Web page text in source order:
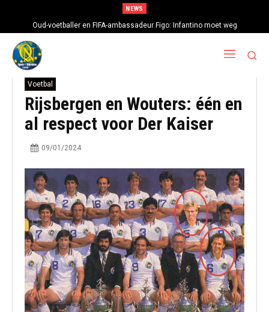
NEWS
Oud-voetballer en FIFA-ambassadeur Figo: Infantino moet weg
Voetbal
Rijsbergen en Wouters: één en
al respect voor Der Kaiser
09/01/2024